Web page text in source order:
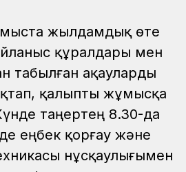
жылдамдық өте
құралдары мен
табылған ақауларды
қалыпты жұмысқа
таңертең 8.30-да
еңбек қорғау және
нұсқаулығымен